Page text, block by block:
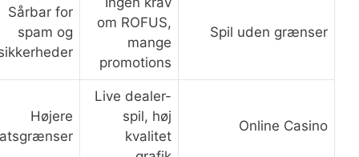
Kreditkort, e-
Kort, PayPal,